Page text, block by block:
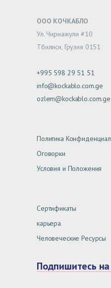
ООО КОЧКАБЛО
Ул. Чирнажули #10
Тбилиси, Грузия 0151
+995 598 29 51 51
info@kockablo.com.ge
ozlem@kockablo.com.ge
Политика
Оговорки
Условия и Положения
Сертификаты
карьера
Человеческие Ресурсы
Подпишитесь